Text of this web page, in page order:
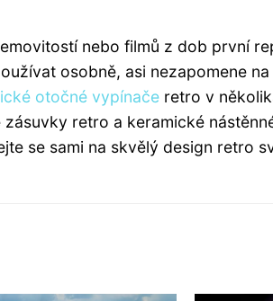
nebo filmů z dob první
osobně, asi nezapomene
otočné vypínače retro v
retro a keramické
se sami na skvělý design retro